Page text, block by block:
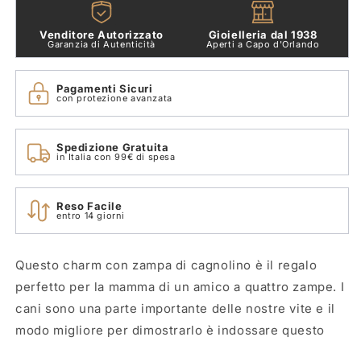
Venditore Autorizzato
Garanzia di Autenticità
Gioielleria dal 1938
Aperti a Capo d'Orlando
Pagamenti Sicuri
con protezione avanzata
Spedizione Gratuita
in Italia con 99€ di spesa
Reso Facile
entro 14 giorni
Questo charm con zampa di cagnolino è il regalo
perfetto per la mamma di un amico a quattro zampe. I
cani sono una parte importante delle nostre vite e il
modo migliore per dimostrarlo è indossare questo